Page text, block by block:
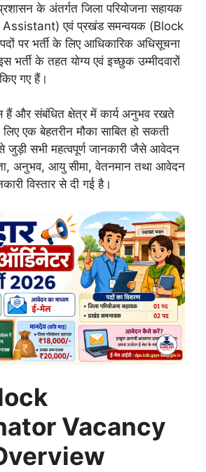
के अंतर्गत जिला परियोजना सहायक
एवं प्रखंड समन्वयक (Block
पर भर्ती के लिए आधिकारिक अधिसूचना
भर्ती के तहत योग्य एवं इच्छुक उम्मीदवारों
गए हैं।
हैं और संबंधित क्षेत्र में कार्य अनुभव रखते
एक बेहतरीन मौका साबित हो सकती
जुड़ी सभी महत्वपूर्ण जानकारी जैसे आवेदन
अनुभव, आयु सीमा, वेतनमान तथा आवेदन
विस्तार से दी गई है।
Vacancy